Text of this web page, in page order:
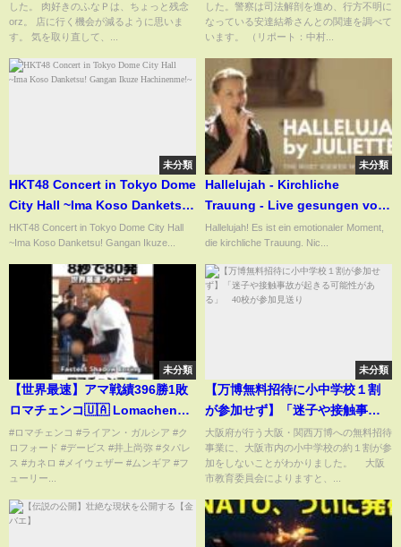
品】
した。 肉好きのふなＰは、ちょっと残念
orz。 店に行く機会が減るように思いま
す。 気を取り直して、...
を捜査
した。警察は司法解剖を進め、行方不明に
なっている安達結希さんとの関連を調べて
います。 （リポート：中村...
未分類
HKT48 Concert in Tokyo Dome
City Hall ~Ima Koso Danketsu!
Gangan Ikuze Hachinenme!~
HKT48 Concert in Tokyo Dome City Hall
~Ima Koso Danketsu! Gangan Ikuze...
未分類
Hallelujah - Kirchliche
Trauung - Live gesungen von
JULIETTE / #hallelujah
#wedding #love
Hallelujah! Es ist ein emotionaler Moment,
die kirchliche Trauung. Nic...
未分類
【世界最速】アマ戦績396勝1敗
ロマチェンコ🇺🇦 Lomachenko
Boxing
#ロマチェンコ #ライアン・ガルシア #ク
ロフォード #デービス #井上尚弥 #タパレ
ス #カネロ #メイウェザー #ムンギア #フ
ューリー...
未分類
【万博無料招待に小中学校１割
が参加せず】「迷子や接触事故
が起きる可能性がある」 40校
が参加見送り
大阪府が行う大阪・関西万博への無料招待
事業に、大阪市内の小中学校の約１割が参
加をしないことがわかりました。 大阪
市教育委員会によりますと、...